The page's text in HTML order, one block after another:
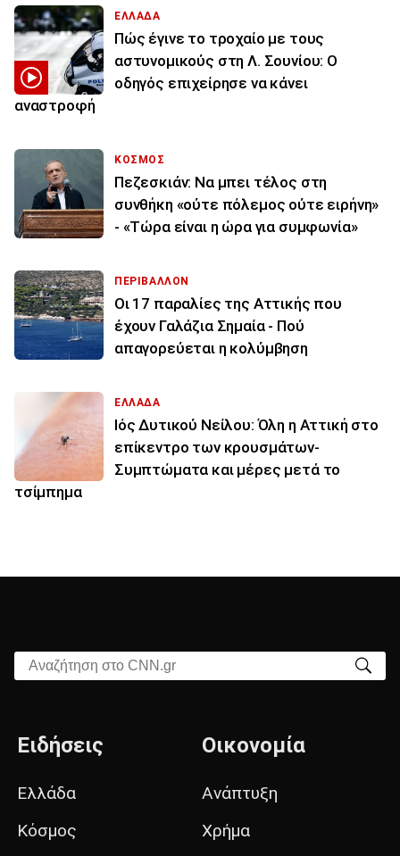
ΕΛΛΑΔΑ
Πώς έγινε το τροχαίο με τους
αστυνομικούς στη Λ. Σουνίου: Ο
οδηγός επιχείρησε να κάνει
αναστροφή
ΚΟΣΜΟΣ
Πεζεσκιάν: Να μπει τέλος στη
συνθήκη «ούτε πόλεμος ούτε ειρήνη»
- «Τώρα είναι η ώρα για συμφωνία»
ΠΕΡΙΒΑΛΛΟΝ
Οι 17 παραλίες της Αττικής που
έχουν Γαλάζια Σημαία - Πού
απαγορεύεται η κολύμβηση
ΕΛΛΑΔΑ
Ιός Δυτικού Νείλου: Όλη η Αττική στο
επίκεντρο των κρουσμάτων-
Συμπτώματα και μέρες μετά το
τσίμπημα
Αναζήτηση στο CNN.gr
Ειδήσεις
Ελλάδα
Κόσμος
Οικονομία
Ανάπτυξη
Χρήμα